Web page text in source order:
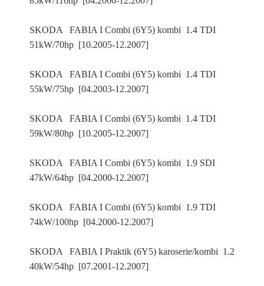
SKODA FABIA I Combi (6Y5) kombi 1.4 TDI
51kW/70hp [10.2005-12.2007]
SKODA FABIA I Combi (6Y5) kombi 1.4 TDI
55kW/75hp [04.2003-12.2007]
SKODA FABIA I Combi (6Y5) kombi 1.4 TDI
59kW/80hp [10.2005-12.2007]
SKODA FABIA I Combi (6Y5) kombi 1.9 SDI
47kW/64hp [04.2000-12.2007]
SKODA FABIA I Combi (6Y5) kombi 1.9 TDI
74kW/100hp [04.2000-12.2007]
SKODA FABIA I Praktik (6Y5) karoserie/kombi 1.2
40kW/54hp [07.2001-12.2007]